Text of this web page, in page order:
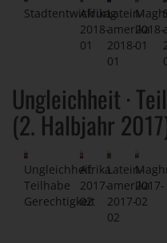
Stadtentwicklung
Afrika
2018-
01
Latein-
amerika
2018-
01
2018-
01
Ungleichheit ·
(2. Halbjahr
Ungleichheit
Teilhabe
Gerechtigkeit
Afrika
2017-
02
Latein-
amerika
2017-
02
2017-
02